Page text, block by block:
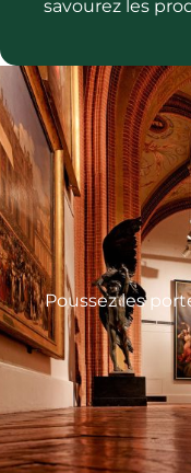
savourez les
Poussez les